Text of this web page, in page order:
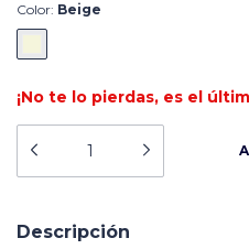
Color: Beige
¡No te lo pierdas, es el
Descripción